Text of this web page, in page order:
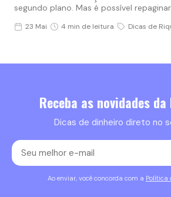
segundo plano. Mas é possível
23 Mai 4 min de leitura Dicas de
Receba as novidades da
Dicas de dinheiro direto no
Ao enviar, você concorda com a Política